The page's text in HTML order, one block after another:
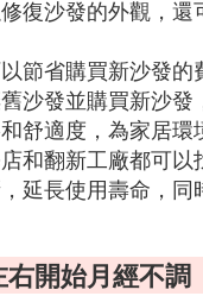
復沙發的外觀，
節省購買新沙發
沙發並購買新沙
舒適度，為家居環
和翻新工廠都可
延長使用壽命，
開始月經不調